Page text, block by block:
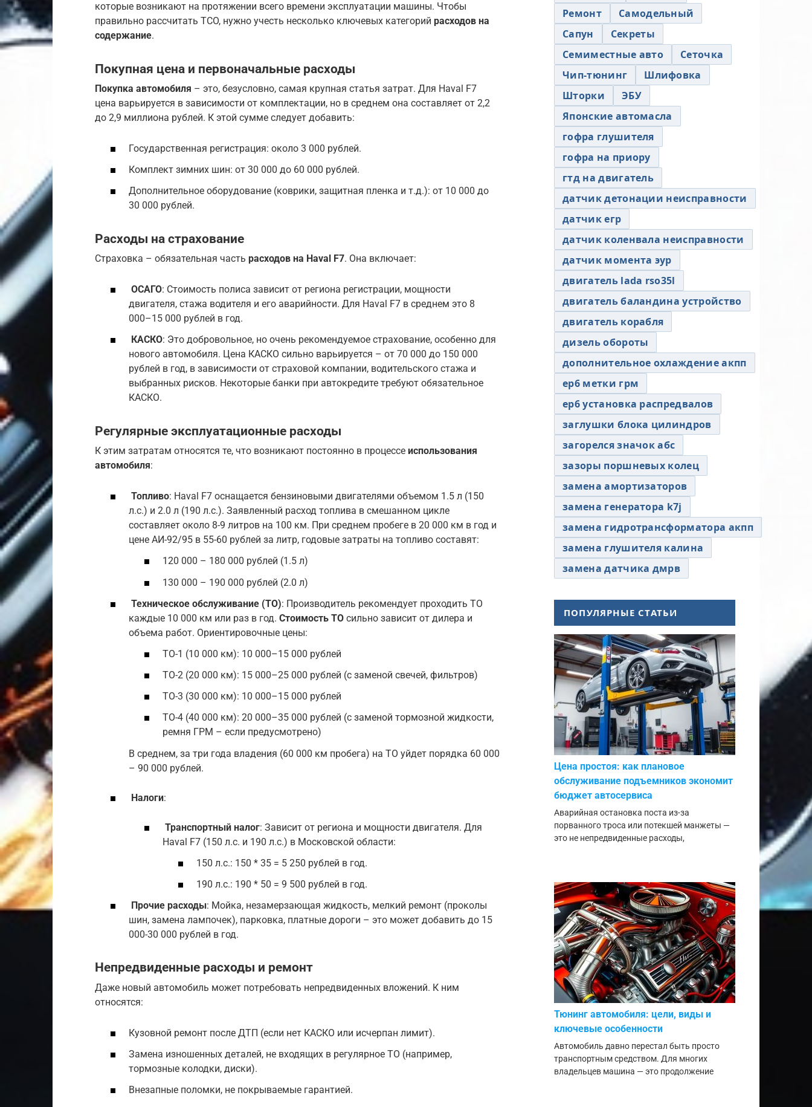
которые возникают на протяжении всего времени эксплуатации машины. Чтобы
правильно рассчитать TCO, нужно учесть несколько ключевых категорий расходов на
содержание.
Покупная цена и первоначальные расходы
Покупка автомобиля – это, безусловно, самая крупная статья затрат. Для Haval F7
цена варьируется в зависимости от комплектации, но в среднем она составляет от 2,2
до 2,9 миллиона рублей. К этой сумме следует добавить:
Государственная регистрация: около 3 000 рублей.
Комплект зимних шин: от 30 000 до 60 000 рублей.
Дополнительное оборудование (коврики, защитная пленка и т.д.): от 10 000 до
30 000 рублей.
Расходы на страхование
Страховка – обязательная часть расходов на Haval F7. Она включает:
ОСАГО: Стоимость полиса зависит от региона регистрации, мощности
двигателя, стажа водителя и его аварийности. Для Haval F7 в среднем это 8
000–15 000 рублей в год.
КАСКО: Это добровольное, но очень рекомендуемое страхование, особенно для
нового автомобиля. Цена КАСКО сильно варьируется – от 70 000 до 150 000
рублей в год, в зависимости от страховой компании, водительского стажа и
выбранных рисков. Некоторые банки при автокредите требуют обязательное
КАСКО.
Регулярные эксплуатационные расходы
К этим затратам относятся те, что возникают постоянно в процессе использования
автомобиля:
Топливо: Haval F7 оснащается бензиновыми двигателями объемом 1.5 л (150
л.с.) и 2.0 л (190 л.с.). Заявленный расход топлива в смешанном цикле
составляет около 8-9 литров на 100 км. При среднем пробеге в 20 000 км в год и
цене АИ-92/95 в 55-60 рублей за литр, годовые затраты на топливо составят:
120 000 – 180 000 рублей (1.5 л)
130 000 – 190 000 рублей (2.0 л)
Техническое обслуживание (ТО): Производитель рекомендует проходить ТО
каждые 10 000 км или раз в год. Стоимость ТО сильно зависит от дилера и
объема работ. Ориентировочные цены:
ТО-1 (10 000 км): 10 000–15 000 рублей
ТО-2 (20 000 км): 15 000–25 000 рублей (с заменой свечей, фильтров)
ТО-3 (30 000 км): 10 000–15 000 рублей
ТО-4 (40 000 км): 20 000–35 000 рублей (с заменой тормозной жидкости,
ремня ГРМ – если предусмотрено)
В среднем, за три года владения (60 000 км пробега) на ТО уйдет порядка 60 000
– 90 000 рублей.
Налоги:
Транспортный налог: Зависит от региона и мощности двигателя. Для
Haval F7 (150 л.с. и 190 л.с.) в Московской области:
150 л.с.: 150 * 35 = 5 250 рублей в год.
190 л.с.: 190 * 50 = 9 500 рублей в год.
Прочие расходы: Мойка, незамерзающая жидкость, мелкий ремонт (проколы
шин, замена лампочек), парковка, платные дороги – это может добавить до 15
000-30 000 рублей в год.
Непредвиденные расходы и ремонт
Даже новый автомобиль может потребовать непредвиденных вложений. К ним
относятся:
Кузовной ремонт после ДТП (если нет КАСКО или исчерпан лимит).
Замена изношенных деталей, не входящих в регулярное ТО (например,
тормозные колодки, диски).
Внезапные поломки, не покрываемые гарантией.
Ремонт
Самодельный
Сапун
Секреты
Семиместные авто
Сеточка
Чип-тюнинг
Шлифовка
Шторки
ЭБУ
Японские автомасла
гофра глушителя
гофра на приору
гтд на двигатель
датчик детонации неисправности
датчик егр
датчик коленвала неисправности
датчик момента эур
двигатель lada rso35l
двигатель баландина устройство
двигатель корабля
дизель обороты
дополнительное охлаждение акпп
ер6 метки грм
ер6 установка распредвалов
заглушки блока цилиндров
загорелся значок абс
зазоры поршневых колец
замена амортизаторов
замена генератора k7j
замена гидротрансформатора акпп
замена глушителя калина
замена датчика дмрв
ПОПУЛЯРНЫЕ СТАТЬИ
Цена простоя: как плановое
обслуживание подъемников экономит
бюджет автосервиса
Аварийная остановка поста из-за
порванного троса или потекшей манжеты —
это не непредвиденные расходы,
Тюнинг автомобиля: цели, виды и
ключевые особенности
Автомобиль давно перестал быть просто
транспортным средством. Для многих
владельцев машина — это продолжение